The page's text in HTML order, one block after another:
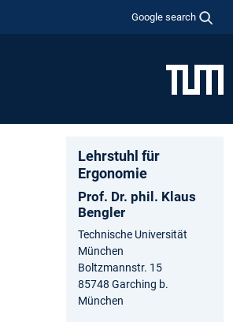
Google search
Lehrstuhl für
Ergonomie
Prof. Dr. phil. Klaus
Bengler
Technische Universität
München
Boltzmannstr. 15
85748 Garching b.
München